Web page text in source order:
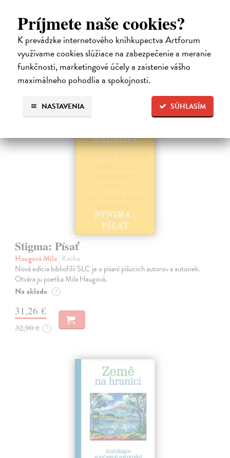
Príjmete naše cookies?
K prevádzke internetového kníhkupectva Artforum
využívame cookies slúžiace na zabezpečenie a meranie
funkčnosti, marketingové účely a zaistenie vášho
maximálneho pohodlia a spokojnosti.
SÚHLASÍM
NASTAVENIA
nášho jazyka.“ Adam Berka, vydavateľ Blahoslav Hečko (*1915 Suchá
nad Parnou – †2002 Bratislava) je jedny´m z najvy´znamnejších
slovensky´ch,…
Na sklade ?
25,00 €
Stigma: Písať
Haugová Mila| Kniha
Nová edícia bibliofílií SLC je o písaní píšucich autorov a autoriek.
Otvára ju poetka Mila Haugová.
Na sklade ?
31,26 €
32,90 € ?